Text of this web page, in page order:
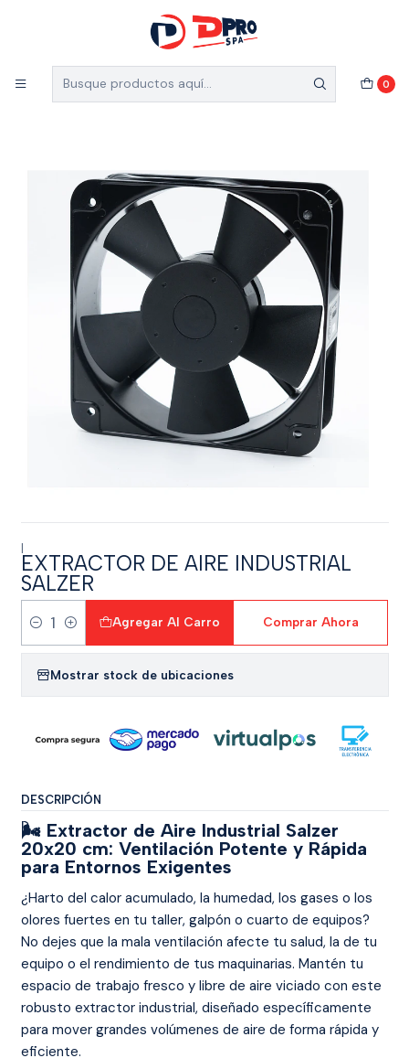
0
5% de descuento en el total de tu compra (Válido
para nuevos clientes)
Inicio Catálogo EXTRACTOR DE AIRE INDUSTRIAL SALZER
|
EXTRACTOR DE AIRE INDUSTRIAL
SALZER
Cantidad
Agregar Al Carro Comprar Ahora
Mostrar stock de ubicaciones
DESCRIPCIÓN
🌬️ Extractor de Aire Industrial Salzer
20x20 cm: Ventilación Potente y Rápida
para Entornos Exigentes
¿Harto del calor acumulado, la humedad, los gases o los
olores fuertes en tu taller, galpón o cuarto de equipos?
No dejes que la mala ventilación afecte tu salud, la de tu
equipo o el rendimiento de tus maquinarias. Mantén tu
espacio de trabajo fresco y libre de aire viciado con este
robusto extractor industrial, diseñado específicamente
para mover grandes volúmenes de aire de forma rápida y
eficiente.